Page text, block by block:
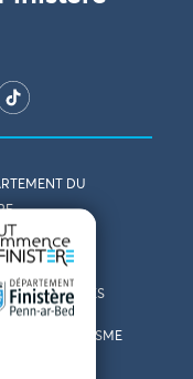
DU
FINISTÈRE
ET BROCHURES
DE TOURISME